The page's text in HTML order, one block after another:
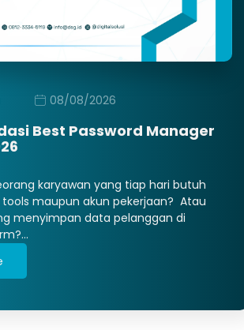
08/08/2026
Best Password Manager
karyawan yang tiap hari butuh
maupun akun pekerjaan? Atau
menyimpan data pelanggan di